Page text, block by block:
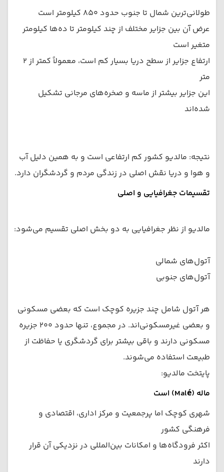
طولانی‌ترین شمال تا جنوب حدود ۸۵۰ کیلومتر است
عرض آن بین جزایر مختلف از چند کیلومتر تا ده‌ها کیلومتر
متغیر است
ارتفاع جزایر از سطح دریا بسیار کم است، معمولاً کمتر از ۲
متر
این جزایر بیشتر از ماسه و صخره‌های مرجانی تشکیل
شده‌اند
نتیجه: مالدیو کشور کم ارتفاعی است و به همین دلیل آب
و هوا و دریا نقش اصلی در زندگی مردم و گردشگران دارد.
تقسیمات جغرافیایی و اصلی
مالدیو از نظر جغرافیایی به دو بخش اصلی تقسیم می‌شود:
آتول‌های شمالی
آتول‌های جنوبی
هر آتول شامل چند جزیره کوچک است که بعضی مسکونی
و بعضی غیرمسکونی‌اند. در مجموع، تنها حدود ۲۰۰ جزیره
مسکونی دارند و باقی بیشتر برای گردشگری یا حفاظت از
طبیعت استفاده می‌شوند.
پایتخت مالدیو:
ماله (Malé) است
شهری کوچک اما پرجمعیت و مرکز اداری، اقتصادی و
فرهنگی کشور
اکثر فرودگاه‌ها و امکانات بین‌المللی در نزدیکی آن قرار
دارند